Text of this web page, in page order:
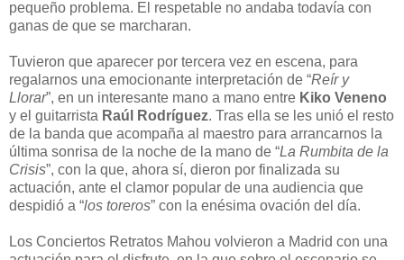
pequeño problema. El respetable no andaba todavía con
ganas de que se marcharan.
Tuvieron que aparecer por tercera vez en escena, para
regalarnos una emocionante interpretación de “Reír y
Llorar”, en un interesante mano a mano entre Kiko Veneno
y el guitarrista Raúl Rodríguez. Tras ella se les unió el resto
de la banda que acompaña al maestro para arrancarnos la
última sonrisa de la noche de la mano de “La Rumbita de la
Crisis”, con la que, ahora sí, dieron por finalizada su
actuación, ante el clamor popular de una audiencia que
despidió a “los toreros” con la enésima ovación del día.
Los Conciertos Retratos Mahou volvieron a Madrid con una